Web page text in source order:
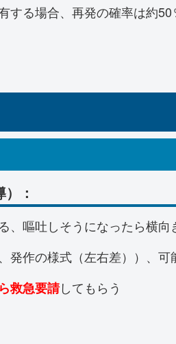
する場合、再発の確率は約50
：
、嘔吐しそうになったら横向
発作の様式（左右差））、
救急要請してもらう